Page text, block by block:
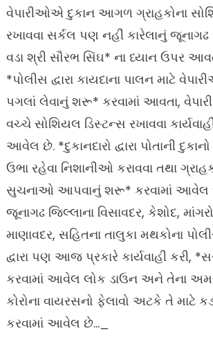
વેપારીઓએ દુકાન આગળ ગ્રાહકોના
રખાવવા સર્કલ પણ નહીં કારેલાનું જૂનાગઢ
વડા શ્રી સૌરભ સિંઘ* ના ધ્યાન ઉપર
*પોલીસ દ્વારા કાયદાના પાલન માટે
પગલાં લેવાનું શરૂ* કરવામાં આવતા,
વચ્ચે સોશિયલ ડિસ્ટન્સ રખાવવા
આવેલ છે. *દુકાનદારો દ્વારા પોતાની
ઉભા રહેવા નિશાનીઓ કરાવવા તથા
સુચનાઓ આપવાનું શરૂ* કરવામાં આવેલ
જૂનાગઢ જિલ્લાના વિસાવદર, કેશોદ,
માણાવદર, સહિતના તાલુકા મથકોના
દ્વારા પણ આજ પ્રકારે કાર્યવાહી કરી,
કરવામાં આવેલ લોક ડાઉન અને તેના
કોરોના વાયરસનો ફેલાવો અટકે તે માટે
કરવામાં આવેલ છે…_